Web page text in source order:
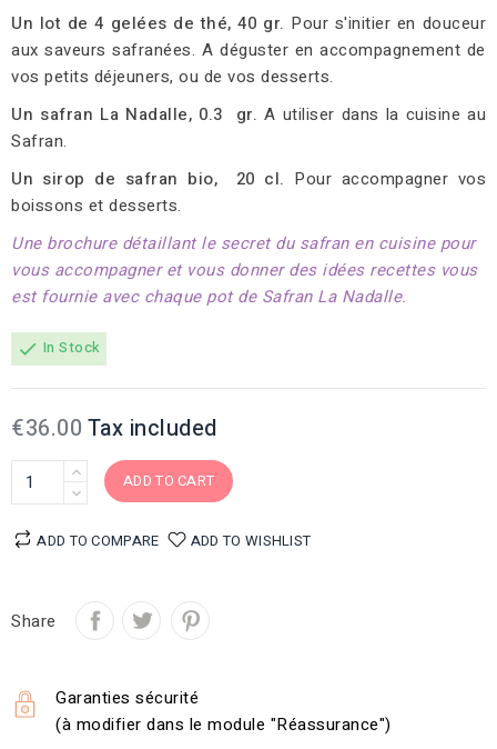
Un lot de 4 gelées de thé, 40 gr. Pour s'initier en douceur
aux saveurs safranées. A déguster en accompagnement de
vos petits déjeuners, ou de vos desserts.
Un safran La Nadalle, 0.3 gr. A utiliser dans la cuisine au
Safran.
Un sirop de safran bio, 20 cl. Pour accompagner vos
boissons et desserts.
Une brochure détaillant le secret du safran en cuisine pour
vous accompagner et vous donner des idées recettes vous
est fournie avec chaque pot de Safran La Nadalle.
check In Stock
€36.00 Tax included
ADD TO CART
ADD TO COMPARE ADD TO WISHLIST
Share
Garanties sécurité
(à modifier dans le module "Réassurance")